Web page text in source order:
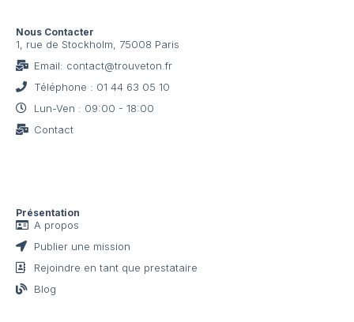
Présentation
A propos
Publier une mission
Rejoindre en tant que prestataire
Blog
Nous Contacter
1, rue de Stockholm, 75008 Paris
Email: contact@trouveton.fr
Téléphone : 01 44 63 05 10
Lun-Ven : 09:00 - 18:00
Contact